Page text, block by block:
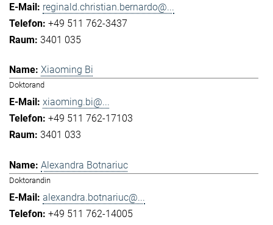
reginald.christian.bernardo@...
+49 511 762-3437
3401 035
Xiaoming Bi
Doktorand
xiaoming.bi@...
+49 511 762-17103
3401 033
Alexandra Botnariuc
Doktorandin
alexandra.botnariuc@...
+49 511 762-14005